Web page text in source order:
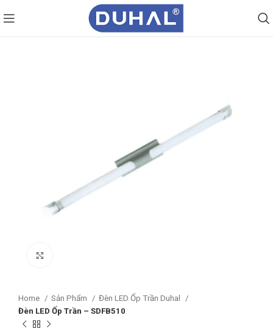
Home Sản Phẩm
Đèn LED Ốp Trần Duhal
Đèn LED Ốp Trần – SDFB510